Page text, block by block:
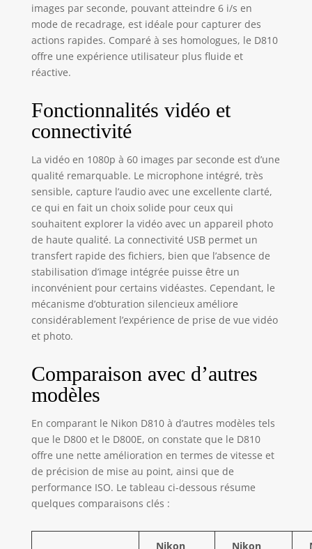
images par seconde, pouvant atteindre 6 i/s en
mode de recadrage, est idéale pour capturer des
actions rapides. Comparé à ses homologues, le D810
offre une expérience utilisateur plus fluide et
réactive.
Fonctionnalités vidéo et
connectivité
La vidéo en 1080p à 60 images par seconde est d’une
qualité remarquable. Le microphone intégré, très
sensible, capture l’audio avec une excellente clarté,
ce qui en fait un choix solide pour ceux qui
souhaitent explorer la vidéo avec un appareil photo
de haute qualité. La connectivité USB permet un
transfert rapide des fichiers, bien que l’absence de
stabilisation d’image intégrée puisse être un
inconvénient pour certains vidéastes. Cependant, le
mécanisme d’obturation silencieux améliore
considérablement l’expérience de prise de vue vidéo
et photo.
Comparaison avec d’autres
modèles
En comparant le Nikon D810 à d’autres modèles tels
que le D800 et le D800E, on constate que le D810
offre une nette amélioration en termes de vitesse et
de précision de mise au point, ainsi que de
performance ISO. Le tableau ci-dessous résume
quelques comparaisons clés :
Nikon Nikon